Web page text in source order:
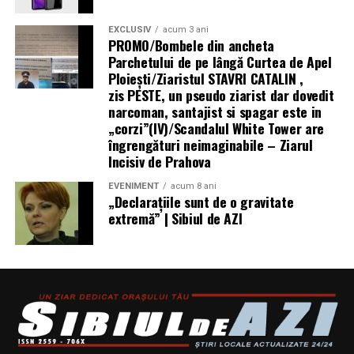
Mai multe informații despre HONOR Watch 6 sunt
disponibile pe pagina oficială a produsului:
https://www.honor.com/ro/wearables/honor-watch-6/.
EXCLUSIV acum 3 ani
PROMO/Bombele din ancheta
Parchetului de pe lângă Curtea de Apel
Ploieşti/Ziaristul STAVRI CATALIN ,
zis PESTE, un pseudo ziarist dar dovedit
narcoman, santajist si spagar este in
„corzi”(IV)/Scandalul White Tower are
îngrengături neimaginabile – Ziarul
Incisiv de Prahova
EVENIMENT acum 8 ani
„Declaraţiile sunt de o gravitate
extremă” | Sibiul de AZI